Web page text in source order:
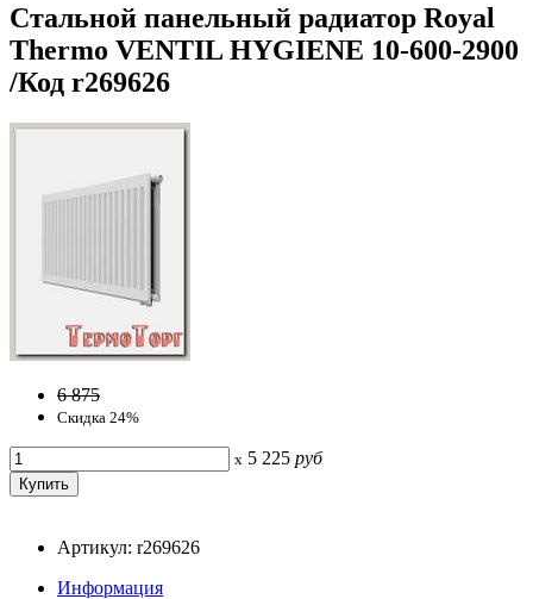
Стальной панельный радиатор Royal
Thermo VENTIL HYGIENE 10-600-2900
/Код r269626
6 875
Скидка 24%
x 5 225 руб
Артикул: r269626
Информация